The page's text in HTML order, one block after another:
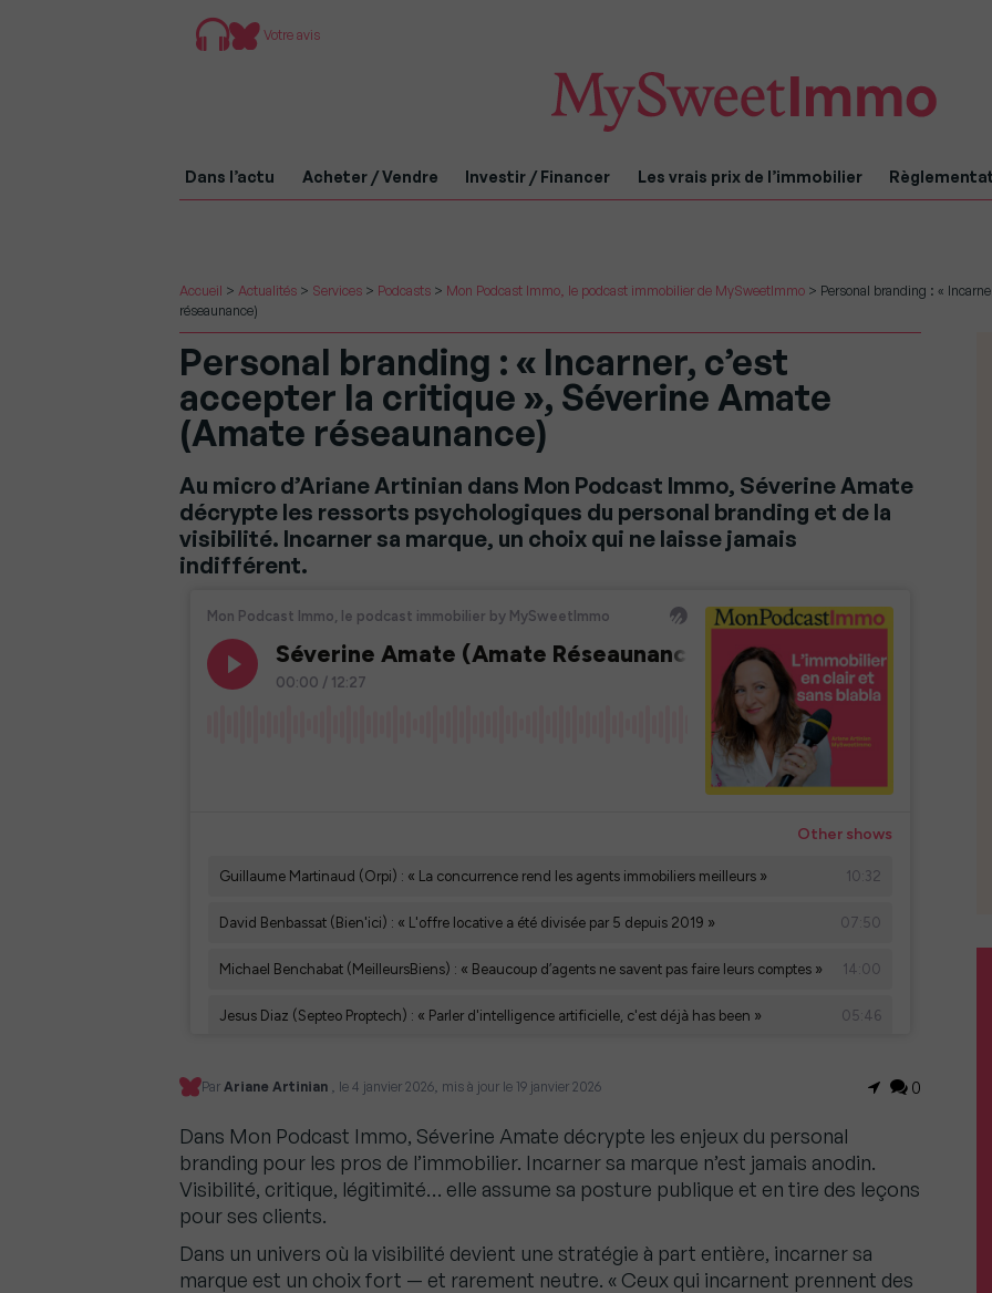
Votre avis
Dans l’actu Acheter / Vendre Investir / Financer Les vrais prix de l’immobilier
Accueil > Actualités > Services > Podcasts > Mon Podcast Immo, le podcast immobilier de MySweetImmo > Personal branding : «
réseaunance)
Personal branding : « Incarner, c’est
accepter la critique », Séverine Amate
(Amate réseaunance)
Au micro d’Ariane Artinian dans Mon Podcast Immo, Séverine Amate
décrypte les ressorts psychologiques du personal branding et de la
visibilité. Incarner sa marque, un choix qui ne laisse jamais
indifférent.
Par Ariane Artinian , le 4 janvier 2026, mis à jour le 19 janvier 2026 0
Dans Mon Podcast Immo, Séverine Amate décrypte les enjeux du personal
branding pour les pros de l’immobilier. Incarner sa marque n’est jamais anodin.
Visibilité, critique, légitimité… elle assume sa posture publique et en tire des leçons
pour ses clients.
Dans un univers où la visibilité devient une stratégie à part entière, incarner sa
marque est un choix fort — et rarement neutre. « Ceux qui incarnent prennent des